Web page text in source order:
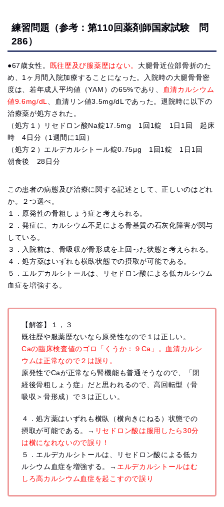
練習問題（参考：第110回薬剤師国家試験 問
286）
●67歳女性。 既往歴及び服薬歴はない。 大腿骨近位部骨折のた
め、1ヶ月間入院加療することになった。入院時の大腿骨骨密
度は、若年成人平均値（YAM）の65%であり、
血清カルシウム
値9.6mg/dL、血清リン値3.5mg/dLであった。退院時に以下の
治療薬が処方された。
（処方１）リセドロン酸Na錠17.5mg 1回1錠 1日1回 起床
時 4日分（1週間に1回）
（処方２）エルデカルシトール錠0.75μg 1回1錠 1日1回
朝食後 28日分
この患者の病態及び治療に関する記述として、正しいのはどれ
か。２つ選べ。
１．原発性の骨粗しょう症と考えられる。
２．発症に、カルシウム不足による骨基質の石灰化障害が関与
している。
３．入院前は、骨吸収が骨形成を上回った状態と考えられる。
４．処方薬はいずれも横臥状態での摂取が可能である。
５．エルデカルシトールは、リセドロン酸による低カルシウム
血症を増強する。
【解答】１，３
既往歴や服薬歴ないなら原発性なので１は正しい。
Caの臨床検査値のゴロ「くうか：９Ca」。血清カルシ
ウムは正常なので２は誤り。
原発性でCaが正常なら腎機能も普通そうなので、「閉
経後骨粗しょう症」だと思われるので、高回転型（骨
吸収＞骨形成）で３は正しい。
４．処方薬はいずれも横臥（横向きにねる）状態での
摂取が可能である。→ リセドロン酸は服用したら30分
は横になれないので誤り！
５．エルデカルシトールは、リセドロン酸による低カ
ルシウム血症を増強する。→ エルデカルシトールはむ
しろ高カルシウム血症を起こすので誤り